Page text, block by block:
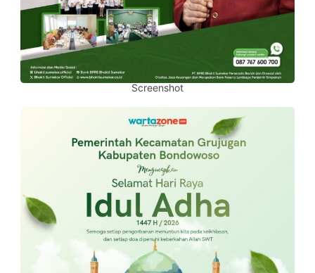
Screenshot